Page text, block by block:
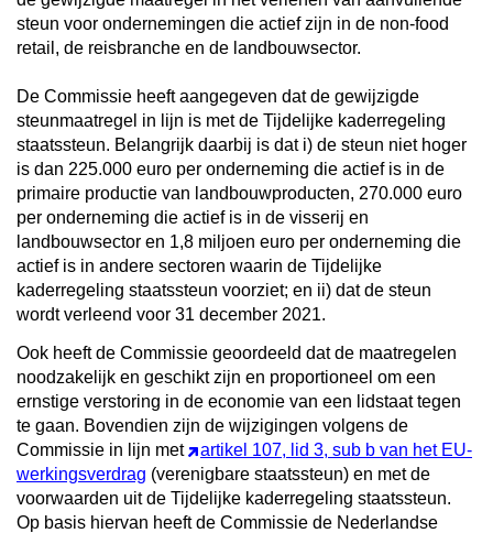
steun voor ondernemingen die actief zijn in de non-food
retail, de reisbranche en de landbouwsector.
De Commissie heeft aangegeven dat de gewijzigde
steunmaatregel in lijn is met de Tijdelijke kaderregeling
staatssteun. Belangrijk daarbij is dat i) de steun niet hoger
is dan 225.000 euro per onderneming die actief is in de
primaire productie van landbouwproducten, 270.000 euro
per onderneming die actief is in de visserij en
landbouwsector en 1,8 miljoen euro per onderneming die
actief is in andere sectoren waarin de Tijdelijke
kaderregeling staatssteun voorziet; en ii) dat de steun
wordt verleend voor 31 december 2021.
Ook heeft de Commissie geoordeeld dat de maatregelen
noodzakelijk en geschikt zijn en proportioneel om een
ernstige verstoring in de economie van een lidstaat tegen
te gaan. Bovendien zijn de wijzigingen volgens de
Commissie in lijn met
artikel 107, lid 3, sub b van het EU-
werkingsverdrag (verenigbare staatssteun) en met de
voorwaarden uit de Tijdelijke kaderregeling staatssteun.
Op basis hiervan heeft de Commissie de Nederlandse